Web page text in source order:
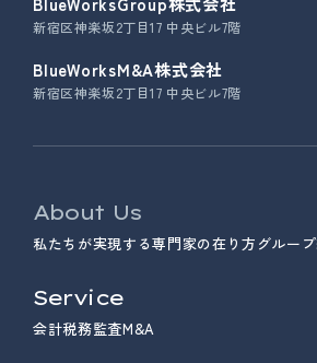
新宿区神楽坂2丁目17 中央ビル7階
BlueWorksM&A株式会社
新宿区神楽坂2丁目17 中央ビル7階
About Us
私たちが実現する専門家の在り方 グルー
Service
会計税務監査M&A